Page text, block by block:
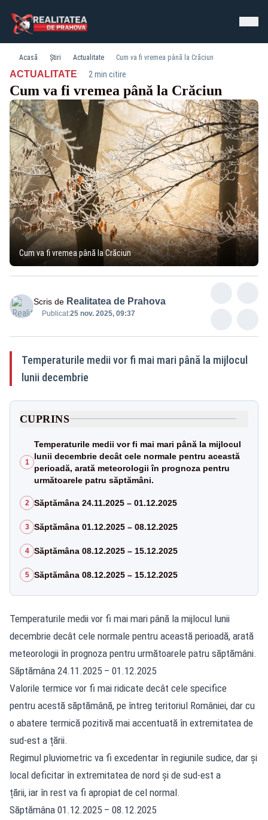
Acasă Știri Actualitate Cum va fi vremea până la Crăciun
ACTUALITATE· 2 min citire
Cum va fi vremea până la Crăciun
Cum va fi vremea până la Crăciun
Scris de Realitatea de Prahova
Publicat:25 nov. 2025, 09:37
Temperaturile medii vor fi mai mari până la mijlocul
lunii decembrie
CUPRINS
1
Temperaturile medii vor fi mai mari până la mijlocul
lunii decembrie decât cele normale pentru această
perioadă, arată meteorologii în prognoza pentru
următoarele patru săptămâni.
2 Săptămâna 24.11.2025 – 01.12.2025
3 Săptămâna 01.12.2025 – 08.12.2025
4 Săptămâna 08.12.2025 – 15.12.2025
5 Săptămâna 08.12.2025 – 15.12.2025
Temperaturile medii vor fi mai mari până la mijlocul lunii
decembrie decât cele normale pentru această perioadă, arată
meteorologii în prognoza pentru următoarele patru săptămâni.
Săptămâna 24.11.2025 – 01.12.2025
Valorile termice vor fi mai ridicate decât cele specifice
pentru acestă săptămână, pe întreg teritoriul României, dar cu
o abatere termică pozitivă mai accentuată în extremitatea de
sud-est a țării.
Regimul pluviometric va fi excedentar în regiunile sudice, dar și
local deficitar în extremitatea de nord și de sud-est a
țării, iar în rest va fi apropiat de cel normal.
Săptămâna 01.12.2025 – 08.12.2025